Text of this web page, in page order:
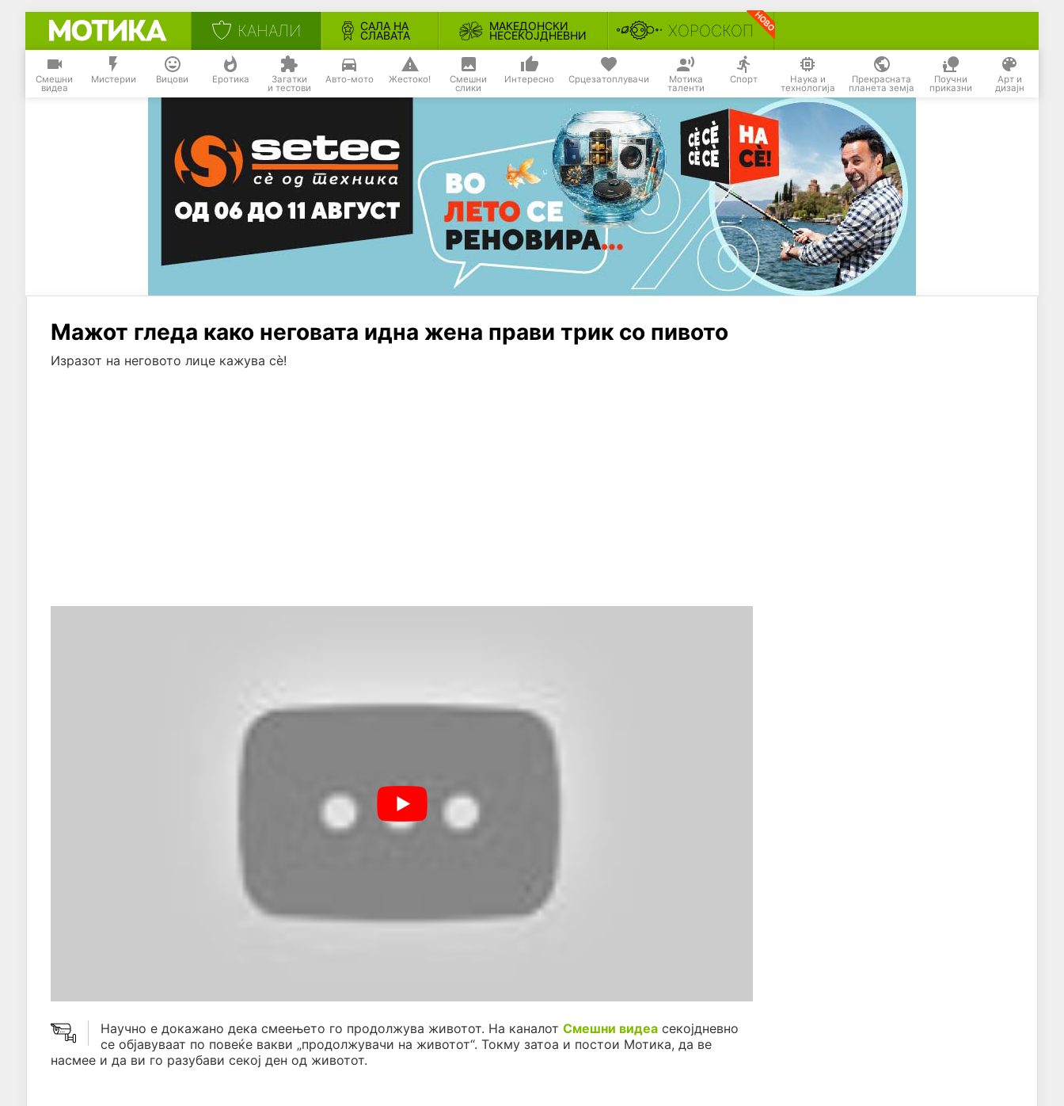
КАНАЛИ САЛА НА
СЛАВАТА
МАКЕДОНСКИ
НЕСЕКОЈДНЕВНИ ХОРОСКОП
Смешни
видеа
Мистерии Вицови Еротика Загатки
и тестови
Авто-мото Жестоко! Смешни
слики
Интересно Срцезатоплувачи Мотика
таленти
Спорт Наука и
технологија
Прекрасната
планета земја
Поучни
приказни
Арт и
дизајн
Мажот гледа како неговата идна жена прави трик со пивото
Изразот на неговото лице кажува сѐ!
Научно е докажано дека смеењето го продолжува животот. На каналот Смешни видеа секојдневно
се објавуваат по повеќе вакви „продолжувачи на животот“. Токму затоа и постои Мотика, да ве
насмее и да ви го разубави секој ден од животот.